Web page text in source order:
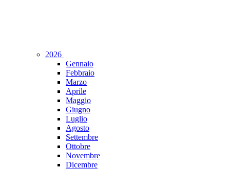
2026
Gennaio
Febbraio
Marzo
Aprile
Maggio
Giugno
Luglio
Agosto
Settembre
Ottobre
Novembre
Dicembre